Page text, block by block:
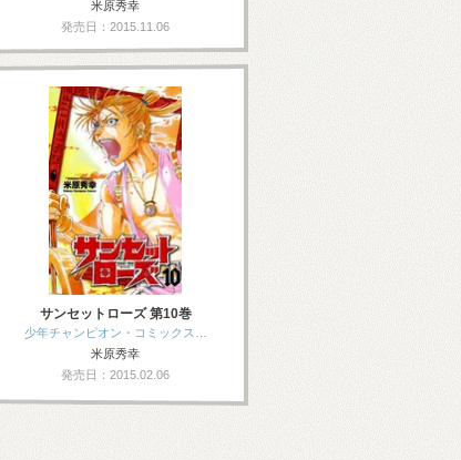
米原秀幸
発売日：2015.11.06
サンセットローズ 第10巻
少年チャンピオン・コミックス…
米原秀幸
発売日：2015.02.06